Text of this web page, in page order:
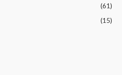
(61)
(15)